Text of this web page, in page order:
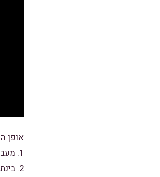
אופן
1. מעבדים את על חומרי הבצק לבצק אחיד, עוטפים ונותנים מנוחה של שעה, אפילו שהבצק דביק לא להוסיף לו קמח.
2. בינתיים מכינים את סירופ הסוכר: מרתיחים עד שהכל מסמיך ושמים בצד.